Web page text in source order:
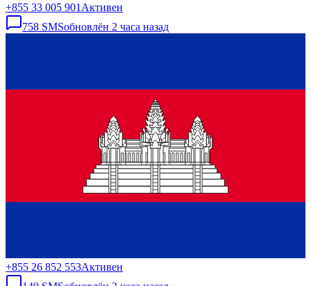
+855 33 005 901 Активен
758 SMSобновлён 2 часа назад
+855 26 852 553Активен